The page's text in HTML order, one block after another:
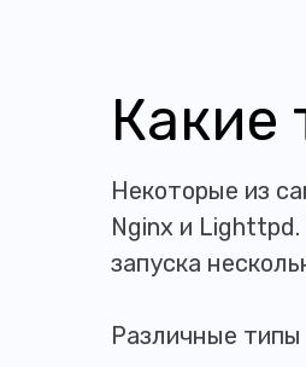
Какие
Некоторые из
Nginx и Lighttpd.
запуска
Различные типы